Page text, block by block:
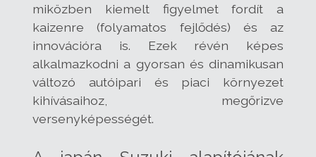
miközben kiemelt figyelmet fordít a
kaizenre (folyamatos fejlődés) és az
innovációra is. Ezek révén képes
alkalmazkodni a gyorsan és dinamikusan
változó autóipari és piaci környezet
kihívásaihoz, megőrizve
versenyképességét.